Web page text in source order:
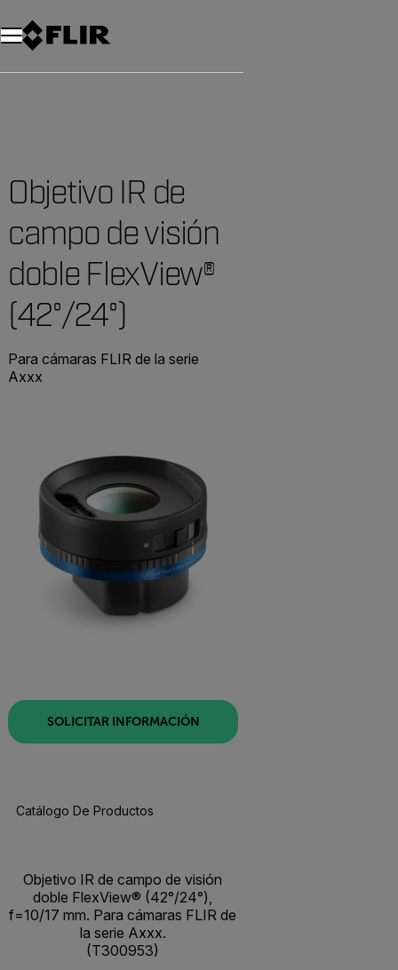
Unread messages
Modelo
Eliminar
artículos
artículo
Añadir al carro
Añadido al carro
Objetivo IR de
campo de visión
doble FlexView®
(42°/24°)
Para cámaras FLIR de la serie
Axxx
SOLICITAR INFORMACIÓN
Catálogo De Productos
Objetivo IR de campo de visión
doble FlexView® (42°/24°),
f=10/17 mm. Para cámaras FLIR de
la serie Axxx.
(T300953)